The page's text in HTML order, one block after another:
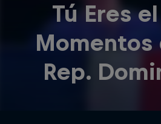
Tú Eres
Momentos
Rep.